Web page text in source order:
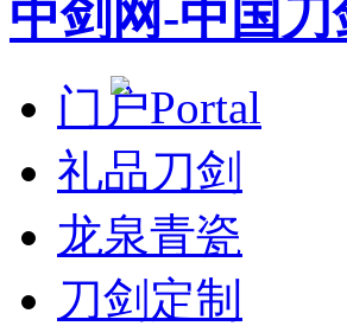
门户Portal
礼品刀剑
龙泉青瓷
刀剑定制